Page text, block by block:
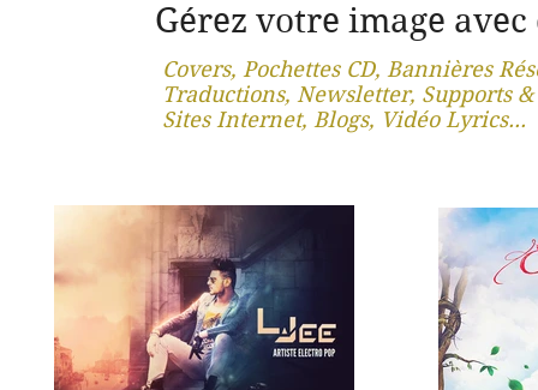
Gérez votre image
Covers, Pochettes CD, Bannières
Traductions, Newsletter, Supports
Sites Internet, Blogs, Vidéo Lyrics...